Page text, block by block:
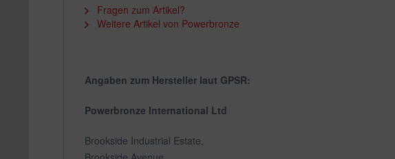
Fragen zum Artikel?
Weitere Artikel von Powerbronze
Angaben zum Hersteller laut GPSR:
Powerbronze International Ltd
Brookside Industrial Estate,